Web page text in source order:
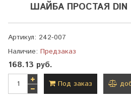
ШАЙБА ПРОСТАЯ DIN
Артикул: 242-007
Наличие: Предзаказ
168.13 руб.
Под заказ